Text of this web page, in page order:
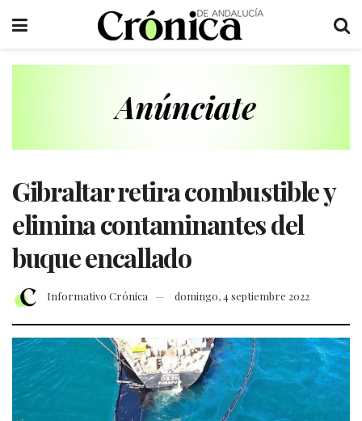
Gibraltar retira combustible y
elimina contaminantes del
buque encallado
Informativo Crónica domingo, 4 septiembre 2022